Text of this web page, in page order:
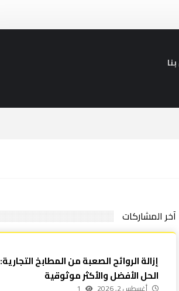
آخر المشاركات
إزالة الروائح الصعبة من المطابخ التجارية:
الحل الأفضل والأكثر موثوقية